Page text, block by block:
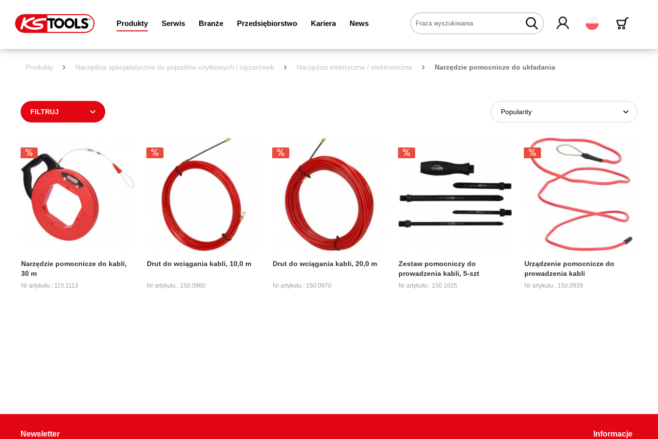
Produkty Serwis Branże Przedsiębiorstwo Kariera News Polski
Produkty Narzędzia specjalistyczne do pojazdów użytkowych i ciężarówek Narzędzia elektryczne / elektroniczne Narzędzie pomocnicze do układania
FILTRUJ
Narzędzie pomocnicze do kabli,
30 m
Nr artykułu.: 115.1113
Drut do wciągania kabli, 10,0 m
Nr artykułu.: 150.0960
Drut do wciągania kabli, 20,0 m
Nr artykułu.: 150.0970
Zestaw pomocniczy do
prowadzenia kabli, 5-szt
Nr artykułu.: 150.1025
Urządzenie pomocnicze do
prowadzenia kabli
Nr artykułu.: 150.0939
Newsletter Informacje